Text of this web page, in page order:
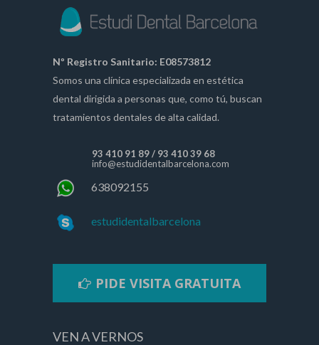
Nº Registro Sanitario: E08573812
Somos una clínica especializada en estética
dental dirigida a personas que, como tú, buscan
tratamientos dentales de alta calidad.
93 410 91 89/ 93 410 39 68
info@estudidentalbarcelona.com
638092155
estudidentalbarcelona
PIDE VISITA GRATUITA
VEN A VERNOS